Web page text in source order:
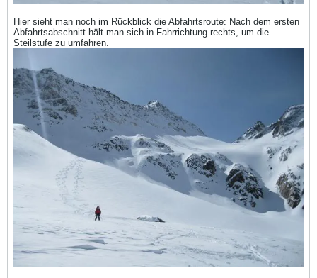
Hier sieht man noch im Rückblick die Abfahrtsroute: Nach dem ersten
Abfahrtsabschnitt hält man sich in Fahrrichtung rechts, um die
Steilstufe zu umfahren.